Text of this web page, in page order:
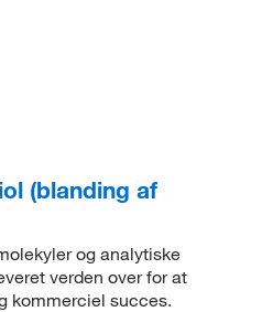
(blanding af
og analytiske
verden over for at
kommerciel succes.